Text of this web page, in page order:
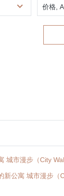
价格,
城市漫步（City
新公寓 城市漫步（